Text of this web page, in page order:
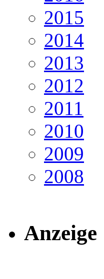
2015
2014
2013
2012
2011
2010
2009
2008
Anzeige